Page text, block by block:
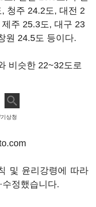
청주 24.2도, 대전 2
주 25.3도, 대구 23
원 24.5도 등이다.
비슷한 22~32도로
상청
및 윤리강령에 따라
수정했습니다.